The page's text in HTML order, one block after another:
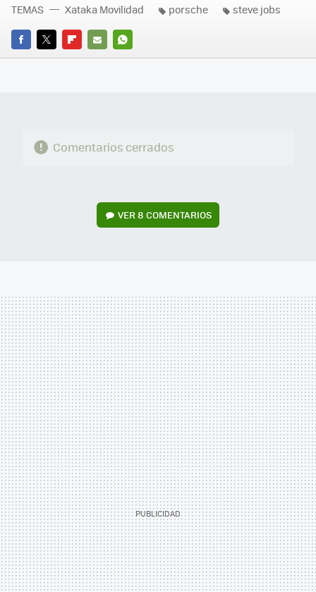
FACEBOOK
TWITTERFLIPBOARD
E-
WHATSAPP
TEMAS Xataka Movilidad porsche steve jobs
Comentarios cerrados
VER8 COMENTARIOS